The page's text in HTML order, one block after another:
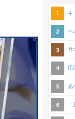
キ
ヘ
サ